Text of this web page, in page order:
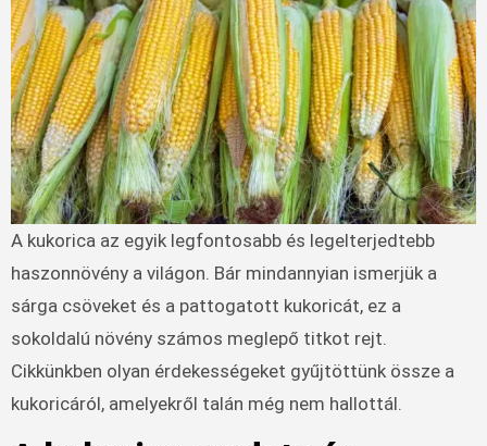
A kukorica az egyik legfontosabb és legelterjedtebb
haszonnövény a világon. Bár mindannyian ismerjük a
sárga csöveket és a pattogatott kukoricát, ez a
sokoldalú növény számos meglepő titkot rejt.
Cikkünkben olyan érdekességeket gyűjtöttünk össze a
kukoricáról, amelyekről talán még nem hallottál.